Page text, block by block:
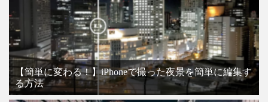
【簡単に変わる！】iPhoneで撮った夜景を簡単に編集す
る方法